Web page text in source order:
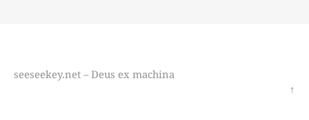
seeseekey.net – Deus ex machina
↑